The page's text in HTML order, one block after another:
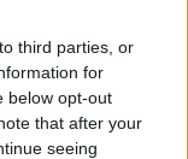
third parties, or
for
below opt-out
that after your
seeing